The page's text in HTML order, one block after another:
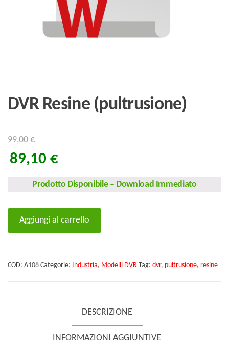
DVR Resine (pultrusione)
99,00€
89,10 €
Prodotto Disponibile – Download Immediato
Aggiungi al carrello
COD: A108 Categorie: Industria, Modelli DVR Tag: dvr, pultrusione, resine
DESCRIZIONE
INFORMAZIONI AGGIUNTIVE